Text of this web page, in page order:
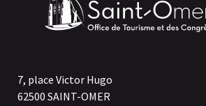
7, place Victor Hugo
62500 SAINT-OMER